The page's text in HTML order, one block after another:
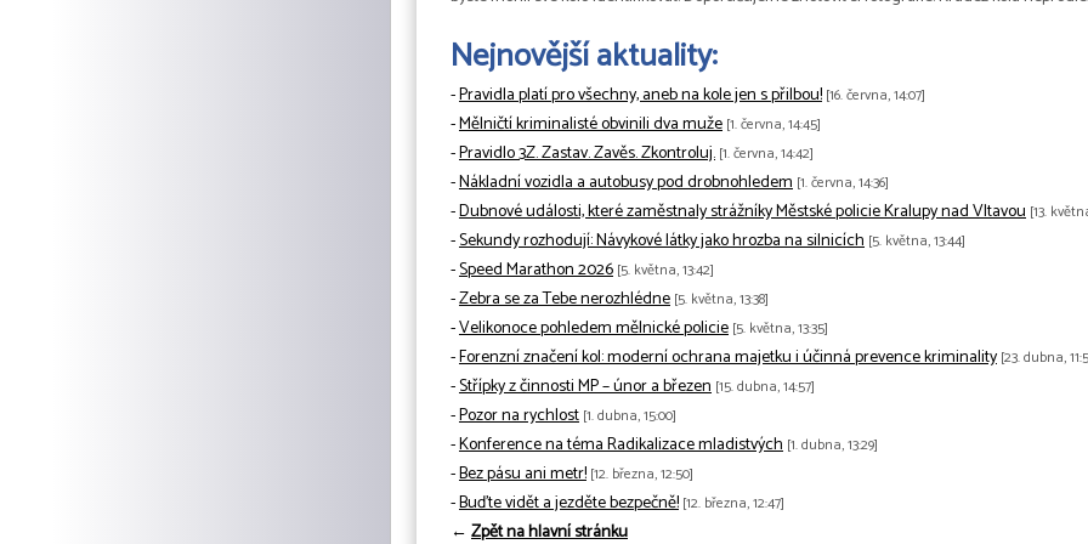
Nejnovější aktuality:
-Pravidla platí pro všechny, aneb na kole jen s přilbou! [16. června, 14:07]
-Mělničtí kriminalisté obvinili dva muže [1. června, 14:45]
-Pravidlo 3Z. Zastav. Zavěs. Zkontroluj. [1. června, 14:42]
-Nákladní vozidla a autobusy pod drobnohledem [1. června, 14:36]
-Dubnové události, které zaměstnaly strážníky Městské policie Kralupy nad Vltavou [13.
-Sekundy rozhodují: Návykové látky jako hrozba na silnicích [5. května, 13:44]
-Speed Marathon 2026 [5. května, 13:42]
-Zebra se za Tebe nerozhlédne [5. května, 13:38]
-Velikonoce pohledem mělnické policie [5. května, 13:35]
-Forenzní značení kol: moderní ochrana majetku i účinná prevence kriminality [23. dubna,
-Střípky z činnosti MP – únor a březen [15. dubna, 14:57]
-Pozor na rychlost [1. dubna, 15:00]
-Konference na téma Radikalizace mladistvých [1. dubna, 13:29]
-Bez pásu ani metr! [12. března, 12:50]
-Buďte vidět a jezděte bezpečně! [12. března, 12:47]
← Zpět na hlavní stránku